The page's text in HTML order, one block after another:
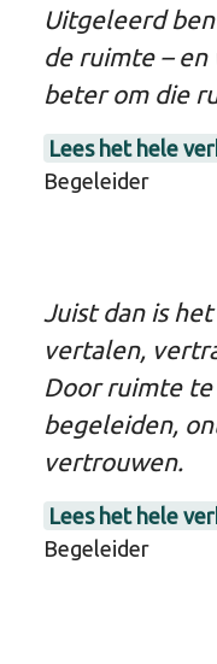
Uitgeleerd
de ruimte –
beter om die
Lees het hele
Begeleider
Juist dan is
vertalen,
Door ruimte
begeleiden,
vertrouwen.
Lees het hele
Begeleider